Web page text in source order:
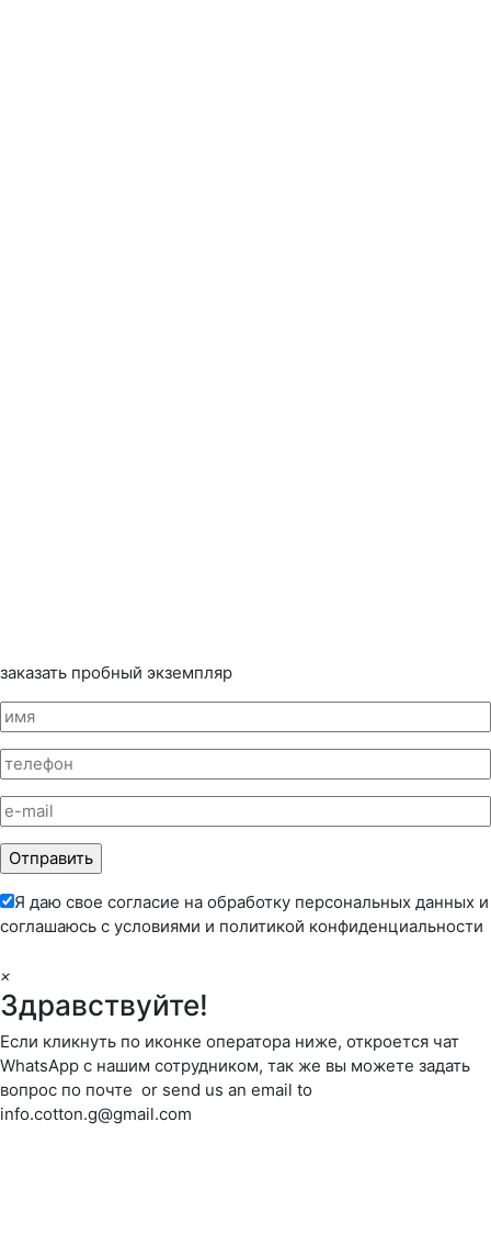
заказать пробный экземпляр
Я даю свое согласие на обработку персональных данных и
соглашаюсь с условиями и политикой конфиденциальности
×
Здравствуйте!
Если кликнуть по иконке оператора ниже, откроется чат
WhatsApp с нашим сотрудником, так же вы можете задать
вопрос по почте or send us an email to
info.cotton.g@gmail.com